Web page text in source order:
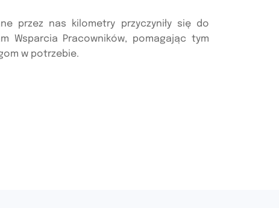
przez nas kilometry przyczyniły się do
Wsparcia Pracowników, pomagając tym
w potrzebie.